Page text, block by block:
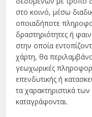
στο κοινό, μέσω
οποιαδήποτε
δραστηριότητες ή
στην οποία
χάρτη, θα
γεωχωρικές
επενδυτικής ή
τα χαρακτηριστικά
καταγράφονται.